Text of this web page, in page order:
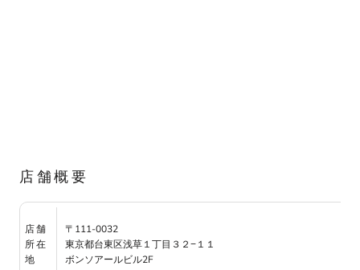
店舗概要
店舗
所在
地
〒111-0032
東京都台東区浅草１丁目３２−１１
ボンソアールビル2F